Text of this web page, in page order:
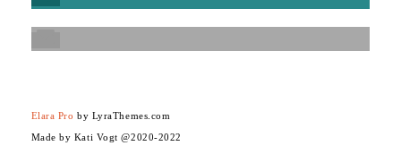
Elara Pro by LyraThemes.com
Made by Kati Vogt @2020-2022